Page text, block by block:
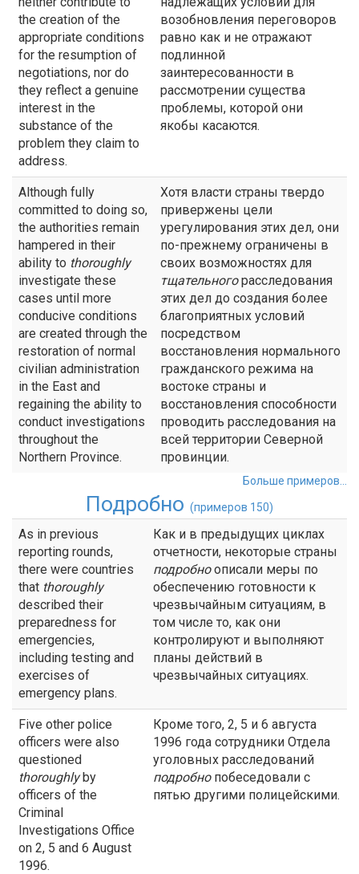
the creation of the
appropriate conditions
for the resumption of
negotiations, nor do
they reflect a genuine
interest in the
substance of the
problem they claim to
address.
возобновления переговоров
равно как и не отражают
подлинной
заинтересованности в
рассмотрении существа
проблемы, которой они
якобы касаются.
Although fully
committed to doing so,
the authorities remain
hampered in their
ability to thoroughly
investigate these
cases until more
conducive conditions
are created through the
restoration of normal
civilian administration
in the East and
regaining the ability to
conduct investigations
throughout the
Northern Province.
Хотя власти страны твердо
привержены цели
урегулирования этих дел, они
по-прежнему ограничены в
своих возможностях для
тщательногорасследования
этих дел до создания более
благоприятных условий
посредством
восстановления нормального
гражданского режима на
востоке страны и
восстановления способности
проводить расследования на
всей территории Северной
провинции.
Больше примеров...
Подробно (примеров 150)
As in previous
reporting rounds,
there were countries
that thoroughly
described their
preparedness for
emergencies,
including testing and
exercises of
emergency plans.
Как и в предыдущих циклах
отчетности, некоторые страны
подробноописали меры по
обеспечению готовности к
чрезвычайным ситуациям, в
том числе то, как они
контролируют и выполняют
планы действий в
чрезвычайных ситуациях.
Five other police
officers were also
questioned
thoroughlyby
officers of the
Criminal
Investigations Office
on 2, 5 and 6 August
1996.
Кроме того, 2, 5 и 6 августа
1996 года сотрудники Отдела
уголовных расследований
подробнопобеседовали с
пятью другими полицейскими.